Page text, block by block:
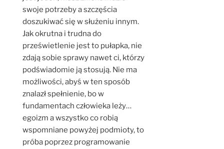
swoje potrzeby a szczęścia
doszukiwać się w służeniu innym.
Jak okrutna i trudna do
prześwietlenie jest to pułapka, nie
zdają sobie sprawy nawet ci, którzy
podświadomie ją stosują. Nie ma
możliwości, abyś w ten sposób
znalazł spełnienie, bo w
fundamentach człowieka leży…
egoizm a wszystko co robią
wspomniane powyżej podmioty, to
próba poprzez programowanie